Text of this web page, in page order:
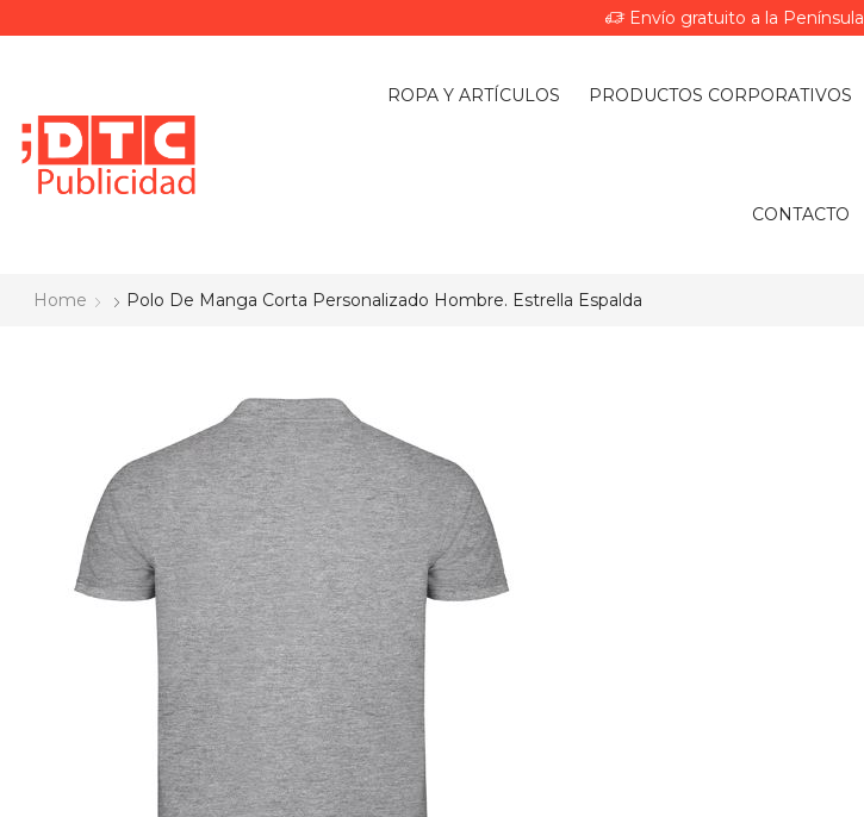
Envío gratuito a la Península
ROPA Y ARTÍCULOS PRODUCTOS CORPORATIVOS
CONTACTO
Home Polo De Manga Corta Personalizado Hombre. Estrella Espalda